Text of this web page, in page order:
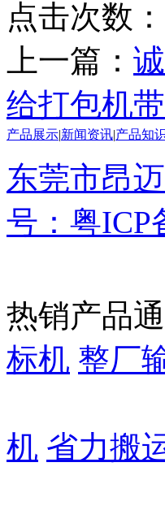
点击次数：
上一篇：
给打包机
产品展示 新闻资讯 产品知
东莞市昂
号：粤ICP
热销产品通
标机 整厂
机 省力搬